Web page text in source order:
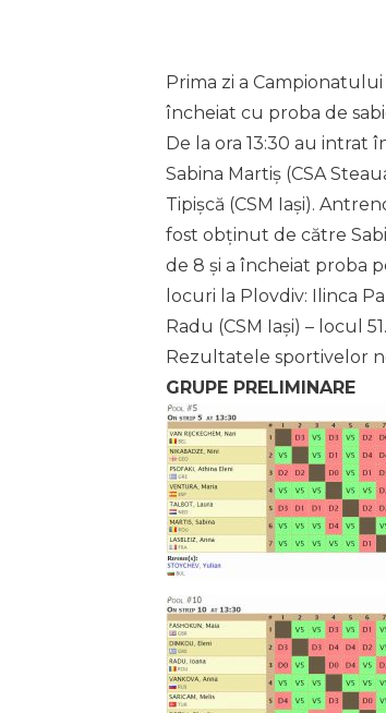
Prima zi a
încheiat cu proba de
De la ora 13:30 au intrat
Sabina Martiș (CSA
Tipișcă (CSM Iași).
fost obținut de către
de 8 și a încheiat proba
locuri la Plovdiv: Ilinca
Radu (CSM Iași) – locul 51.
Rezultatele sportivelor
GRUPE PRELIMINARE